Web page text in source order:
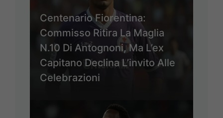
Centenario Fiorentina:
Commisso Ritira La Maglia
N.10 Di Antognoni, Ma L’ex
Capitano Declina L’invito Alle
Celebrazioni